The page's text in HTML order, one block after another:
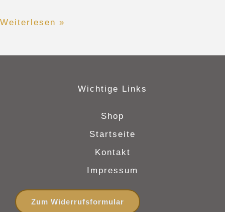
Weiterlesen »
Wichtige Links
Shop
Startseite
Kontakt
Impressum
Zum Widerrufsformular